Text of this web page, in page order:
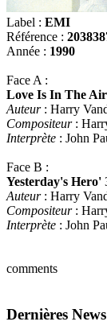
Label : EMI
Référence :
Année : 1990
Face A :
Love Is In The Air
Auteur: Harry
Compositeur:
Interprète : John
Face B :
Yesterday's Hero'
Auteur: Harry
Compositeur:
Interprète : John
comments
Dernières News